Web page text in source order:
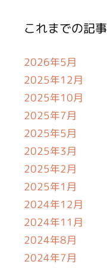
これまでの記事
2026年5月
2025年12月
2025年10月
2025年7月
2025年5月
2025年3月
2025年2月
2025年1月
2024年12月
2024年11月
2024年8月
2024年7月